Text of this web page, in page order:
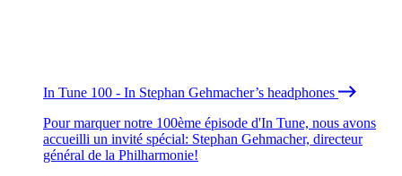
In Tune 100 - In Stephan Gehmacher’s headphones
Pour marquer notre 100ème épisode d'In Tune, nous avons
accueilli un invité spécial: Stephan Gehmacher, directeur
général de la Philharmonie!